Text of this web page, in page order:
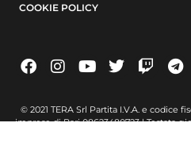
COOKIE POLICY
© 2021 TERA Srl Partita I.V.A. e codice
imprese di Bari 08623480723 | Testata